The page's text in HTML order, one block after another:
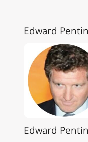
Edward Pentin
Edward Pentin